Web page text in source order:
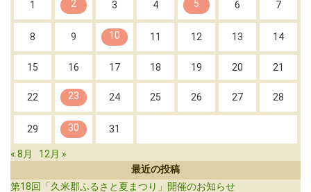
1 2 3 4 5 6 7
8 9 10 11 12 13 14
15 16 17 18 19 20 21
22 23 24 25 26 27 28
29 30 31
« 8月
12月 »
最近の投稿
第18回「久米郡ふるさと夏まつり」開催のお知らせ